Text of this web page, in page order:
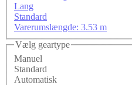
Lang
Standard
Varerumslængde: 3.53 m
Vælg geartype
Manuel
Standard
Automatisk